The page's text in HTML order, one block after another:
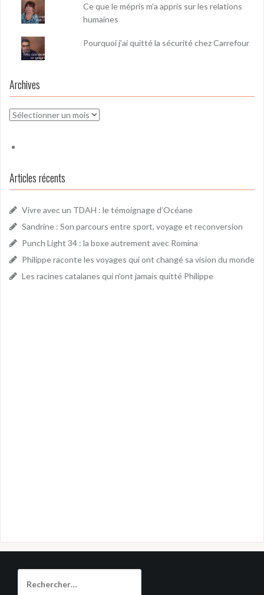
Ce que le mépris m’a appris sur les relations
humaines
Pourquoi j'ai quitté la sécurité chez Carrefour
Archives
Archives
Articles récents
Vivre avec un TDAH : le témoignage d’Océane
Sandrine : Son parcours entre sport, voyage et reconversion
Punch Light 34 : la boxe autrement avec Romina
Philippe raconte les voyages qui ont changé sa vision du monde
Les racines catalanes qui n’ont jamais quitté Philippe